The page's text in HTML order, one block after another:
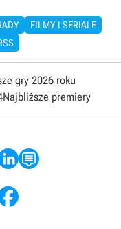
FILMY I SERIALE
gry 2026 roku
Najbliższe premiery